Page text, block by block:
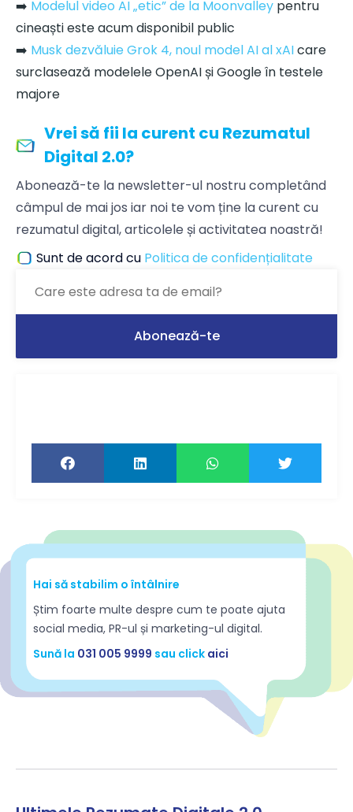
➡️ Modelul video AI „etic” de la Moonvalley pentru
cineaști este acum disponibil public
➡️ Musk dezvăluie Grok 4, noul model AI al xAIcare
surclasează modelele OpenAI și Google în testele
majore
Vrei să fii la curent cu Rezumatul
Digital 2.0?
Abonează-te la newsletter-ul nostru completând
câmpul de mai jos iar noi te vom ține la curent cu
rezumatul digital, articolele și activitatea noastră!
Sunt de acord cu Politica de confidențialitate
Hai să stabilim o întâlnire
Știm foarte multe despre cum te poate ajuta
social media, PR-ul și marketing-ul digital.
Sună la 031 005 9999 sau click aici